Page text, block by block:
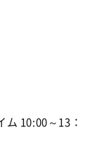
10:00～13：